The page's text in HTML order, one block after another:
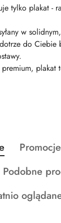
tylko plakat -
w
do Ciebie
plakat
produktów
Produkty
statusie:
Promocje
Produkty
statusie:
Podobne